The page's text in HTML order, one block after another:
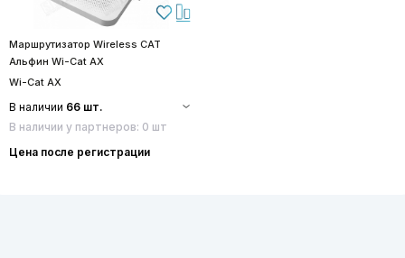
Маршрутизатор Wireless CAT
Альфин Wi-Cat AX
Wi-Cat AX
В наличии 66 шт.
В наличии у партнеров: 0 шт
Цена после регистрации